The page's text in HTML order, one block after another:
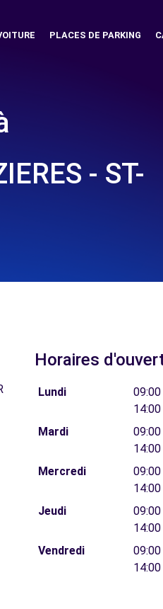
PLACES DE PARKING
- ST-
Horaires
Lundi
Mardi
Mercredi
Jeudi
Vendredi